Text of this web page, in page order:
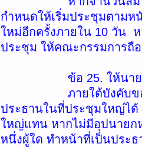
กำหนดให้เริ่มประชุมตามห
ใหม่อีกครั้งภายใน 10 วัน ห
ประชุม ให้คณะกรรมการถื
ข้อ 25. ให้นายกทำห
ภายใต้บังคับของข้อ
ประธานในที่ประชุมใหญ่ไ
ใหญ่แทน หากไม่มีอุปนายก
หนึ่งผู้ใด ทำหน้าที่เป็นประ